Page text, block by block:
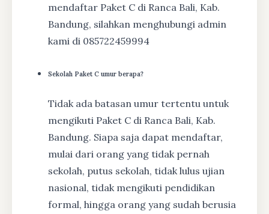
mendaftar Paket C di Ranca Bali, Kab.
Bandung, silahkan menghubungi admin
kami di 085722459994
Sekolah Paket C umur berapa?
Tidak ada batasan umur tertentu untuk
mengikuti Paket C di Ranca Bali, Kab.
Bandung. Siapa saja dapat mendaftar,
mulai dari orang yang tidak pernah
sekolah, putus sekolah, tidak lulus ujian
nasional, tidak mengikuti pendidikan
formal, hingga orang yang sudah berusia